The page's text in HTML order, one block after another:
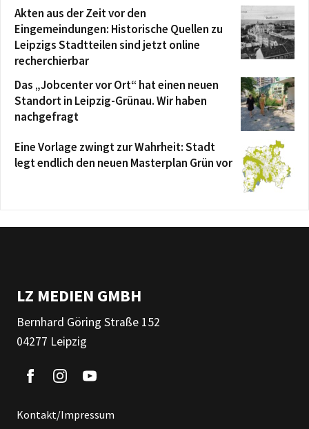
Akten aus der Zeit vor den
Eingemeindungen: Historische Quellen zu
Leipzigs Stadtteilen sind jetzt online
recherchierbar
Das „Jobcenter vor Ort“ hat einen neuen
Standort in Leipzig-Grünau. Wir haben
nachgefragt
Eine Vorlage zwingt zur Wahrheit: Stadt
legt endlich den neuen Masterplan Grün vor
LZ MEDIEN GMBH
Bernhard Göring Straße 152
04277 Leipzig
Kontakt/Impressum